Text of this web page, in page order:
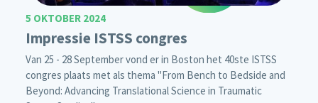
5 OKTOBER 2024
Impressie ISTSS congres
Van 25 - 28 September vond er in Boston het 40ste ISTSS
congres plaats met als thema "From Bench to Bedside and
Beyond: Advancing Translational Science in Traumatic